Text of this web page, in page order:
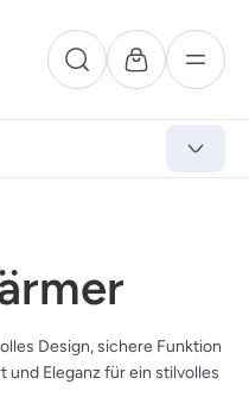
Design, sichere Funktion
Eleganz für ein stilvolles